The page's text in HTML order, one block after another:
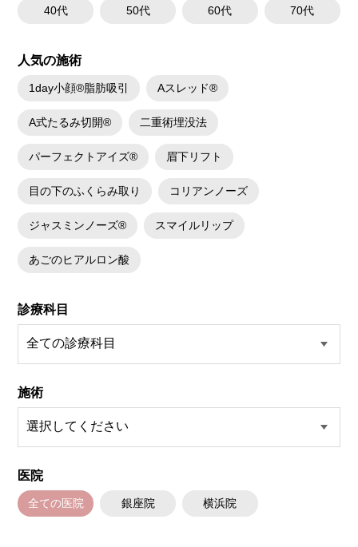
40代 50代 60代 70代
人気の施術
1day小顔®脂肪吸引 Aスレッド®
A式たるみ切開® 二重術埋没法
パーフェクトアイズ® 眉下リフト
目の下のふくらみ取り コリアンノーズ
ジャスミンノーズ® スマイルリップ
あごのヒアルロン酸
診療科目
施術
医院
全ての医院 銀座院 横浜院